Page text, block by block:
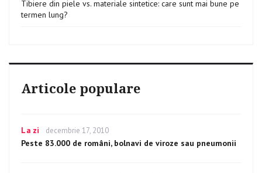
Tibiere din piele vs. materiale sintetice: care sunt mai bune pe
termen lung?
Articole populare
Categories
La zi
Posted
on
decembrie 17, 2010
Peste 83.000 de români, bolnavi de viroze sau pneumonii